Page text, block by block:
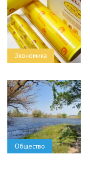
Экономика
Общество